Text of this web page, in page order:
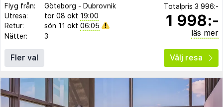
Flyg från: Göteborg - Dubrovnik
Utresa:
tor 08 okt 19:00
Retur:
sön 11 okt 06:05
Nätter:
3
Totalpris 3 996:-
1 998:-
läs mer
Fler val Välj resa